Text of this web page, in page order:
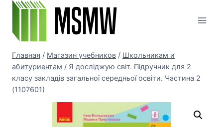
Перейти
содержимому
Главная / Магазин учебников / Школьникам и
абитуриентам / Я досліджую світ. Підручник для 2
класу закладів загальної середньої освіти. Частина 2
(1107601)